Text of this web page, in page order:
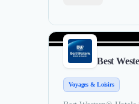
Best
Voyages & Loisirs